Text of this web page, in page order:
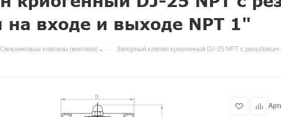
на входе и выходе NPT 1"
Сальниковые клапаны (вентили) — Запорный клапан криогенный DJ-25 NPT с